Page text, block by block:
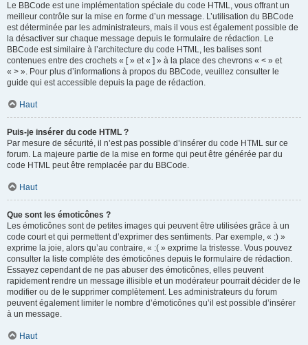
Le BBCode est une implémentation spéciale du code HTML, vous offrant un
meilleur contrôle sur la mise en forme d’un message. L’utilisation du BBCode
est déterminée par les administrateurs, mais il vous est également possible de
la désactiver sur chaque message depuis le formulaire de rédaction. Le
BBCode est similaire à l’architecture du code HTML, les balises sont
contenues entre des crochets « [ » et « ] » à la place des chevrons « < » et
« > ». Pour plus d’informations à propos du BBCode, veuillez consulter le
guide qui est accessible depuis la page de rédaction.
Haut
Puis-je insérer du code HTML ?
Par mesure de sécurité, il n’est pas possible d’insérer du code HTML sur ce
forum. La majeure partie de la mise en forme qui peut être générée par du
code HTML peut être remplacée par du BBCode.
Haut
Que sont les émoticônes ?
Les émoticônes sont de petites images qui peuvent être utilisées grâce à un
code court et qui permettent d’exprimer des sentiments. Par exemple, « :) »
exprime la joie, alors qu’au contraire, « :( » exprime la tristesse. Vous pouvez
consulter la liste complète des émoticônes depuis le formulaire de rédaction.
Essayez cependant de ne pas abuser des émoticônes, elles peuvent
rapidement rendre un message illisible et un modérateur pourrait décider de le
modifier ou de le supprimer complètement. Les administrateurs du forum
peuvent également limiter le nombre d’émoticônes qu’il est possible d’insérer
à un message.
Haut